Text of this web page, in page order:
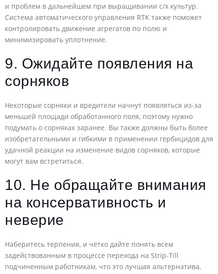
и проблем в дальнейшем при выращивании с/х культур.
Система автоматического управления RTK также поможет
контролировать движение агрегатов по полю и
минимизировать уплотнение.
9. Ожидайте появления на
сорняков
Некоторые сорняки и вредители начнут появляться из-за
меньшей площади обработанного поля, поэтому нужно
подумать о сорняках заранее. Вы также должны быть более
изобретательными и гибкими в применении гербицидов для
удачной реакции на изменение видов сорняков, которые
могут вам встретиться.
10. Не обращайте внимания
на консервативность и
неверие
Наберитесь терпения, и четко дайте понять всем
задействованным в процессе перехода на Strip-Till
подчиненным работникам, что это лучшая альтернатива,